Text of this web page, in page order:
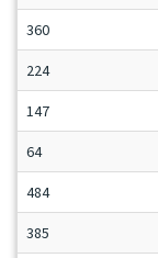
360
224
147
64
484
385